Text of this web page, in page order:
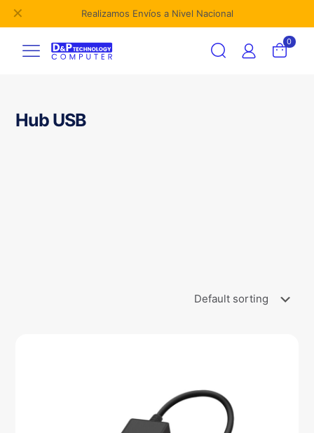
Realizamos Envíos a Nivel Nacional
✕
0
Hub USB